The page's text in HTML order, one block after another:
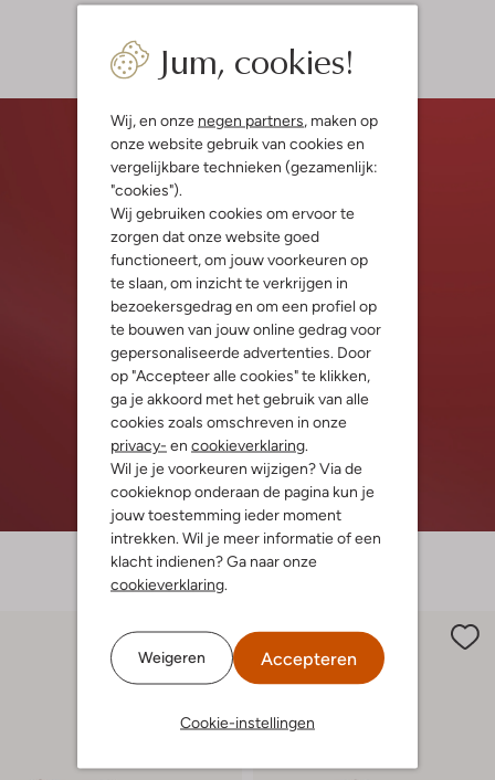
Jum, cookies!
Wij, en onze negen partners , maken op
onze website gebruik van cookies en
vergelijkbare technieken (gezamenlijk:
"cookies").
Wij gebruiken cookies om ervoor te
zorgen dat onze website goed
functioneert, om jouw voorkeuren op
te slaan, om inzicht te verkrijgen in
bezoekersgedrag en om een profiel op
te bouwen van jouw online gedrag voor
gepersonaliseerde advertenties. Door
op "Accepteer alle cookies" te klikken,
ga je akkoord met het gebruik van alle
cookies zoals omschreven in onze
privacy- en cookieverklaring
Wil je je voorkeuren wijzigen? Via de
cookieknop onderaan de pagina kun je
jouw toestemming ieder moment
intrekken. Wil je meer informatie of een
klacht indienen? Ga naar onze
cookieverklaring
Weigeren Accepteren
Cookie-instellingen